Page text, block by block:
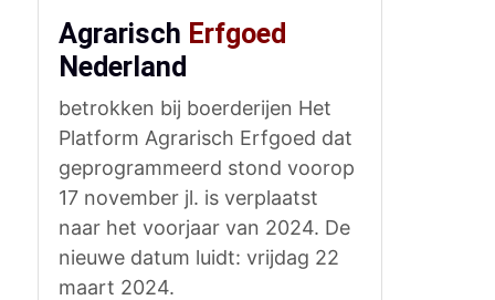
Agrarisch Erfgoed
Nederland
betrokken bij boerderijen Het
Platform Agrarisch Erfgoed dat
geprogrammeerd stond voorop
17 november jl. is verplaatst
naar het voorjaar van 2024. De
nieuwe datum luidt: vrijdag 22
maart 2024.